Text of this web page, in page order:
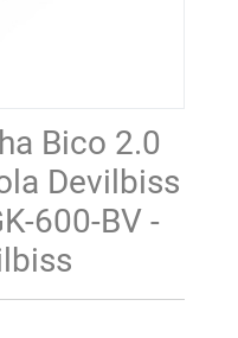
Bico 2.0
Devilbiss
600-BV -